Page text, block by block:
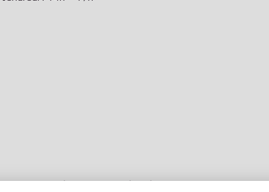
Mentions Légales- Site réalisé parLR Marketing